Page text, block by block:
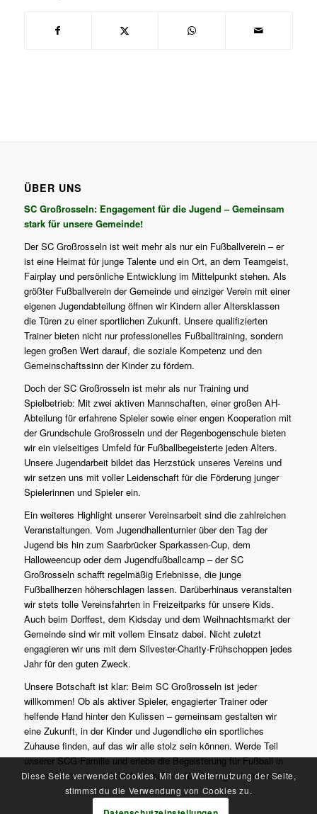
ÜBER UNS
SC Großrosseln: Engagement für die Jugend – Gemeinsam
stark für unsere Gemeinde!
Der SC Großrosseln ist weit mehr als nur ein Fußballverein – er
ist eine Heimat für junge Talente und ein Ort, an dem Teamgeist,
Fairplay und persönliche Entwicklung im Mittelpunkt stehen. Als
größter Fußballverein der Gemeinde und einziger Verein mit einer
eigenen Jugendabteilung öffnen wir Kindern aller Altersklassen
die Türen zu einer sportlichen Zukunft. Unsere qualifizierten
Trainer bieten nicht nur professionelles Fußballtraining, sondern
legen großen Wert darauf, die soziale Kompetenz und den
Gemeinschaftssinn der Kinder zu fördern.
Doch der SC Großrosseln ist mehr als nur Training und
Spielbetrieb: Mit zwei aktiven Mannschaften, einer großen AH-
Abteilung für erfahrene Spieler sowie einer engen Kooperation mit
der Grundschule Großrosseln und der Regenbogenschule bieten
wir ein vielseitiges Umfeld für Fußballbegeisterte jeden Alters.
Unsere Jugendarbeit bildet das Herzstück unseres Vereins und
wir setzen uns mit voller Leidenschaft für die Förderung junger
Spielerinnen und Spieler ein.
Ein weiteres Highlight unserer Vereinsarbeit sind die zahlreichen
Veranstaltungen. Vom Jugendhallenturnier über den Tag der
Jugend bis hin zum Saarbrücker Sparkassen-Cup, dem
Halloweencup oder dem Jugendfußballcamp – der SC
Großrosseln schafft regelmäßig Erlebnisse, die junge
Fußballherzen höherschlagen lassen. Darüberhinaus veranstalten
wir stets tolle Vereinsfahrten in Freizeitparks für unsere Kids.
Auch beim Dorffest, dem Kidsday und dem Weihnachtsmarkt der
Gemeinde sind wir mit vollem Einsatz dabei. Nicht zuletzt
engagieren wir uns mit dem Silvester-Charity-Frühschoppen jedes
Jahr für den guten Zweck.
Unsere Botschaft ist klar: Beim SC Großrosseln ist jeder
willkommen! Ob als aktiver Spieler, engagierter Trainer oder
helfende Hand hinter den Kulissen – gemeinsam gestalten wir
eine Zukunft, in der Kinder und Jugendliche ein sportliches
Zuhause finden, auf das wir alle stolz sein können. Werde Teil
unserer SCG-Familie und erlebe die Begeisterung für Fußball in
einem Verein, der sich leidenschaftlich für die Jugend einsetzt!
Diese Seite verwendet Cookies. Mit der Weiternutzung der Seite,
stimmst du die Verwendung von Cookies zu.